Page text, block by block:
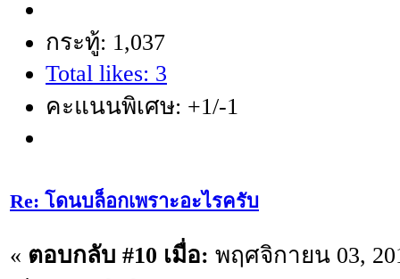
กระทู้: 1,037
Total likes: 3
คะแนนพิเศษ: +1/-1
Re: โดนบล็อกเพราะอะไรครับ
« ตอบกลับ #10 เมื่อ: พฤศจิกายน 03,